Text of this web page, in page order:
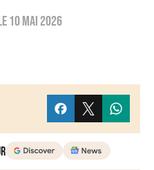
10 mai 2026